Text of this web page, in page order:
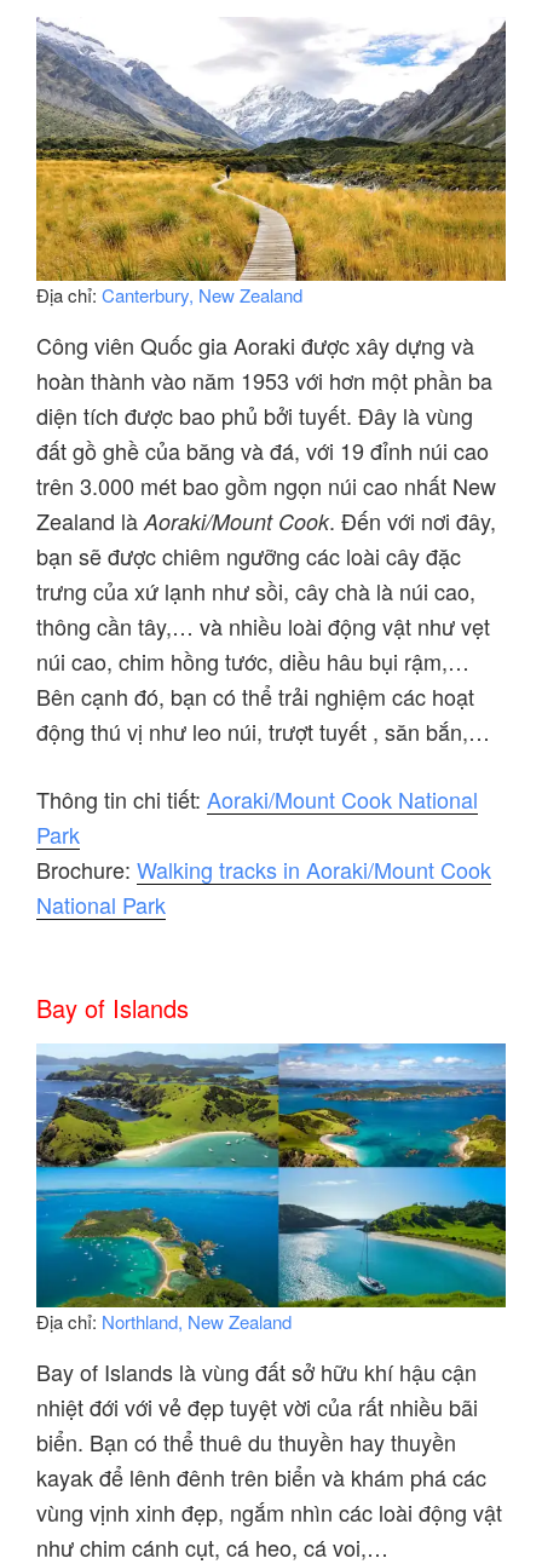
Địa chỉ: Canterbury, New Zealand
Công viên Quốc gia Aoraki được xây dựng và
hoàn thành vào năm 1953 với hơn một phần ba
diện tích được bao phủ bởi tuyết. Đây là vùng
đất gồ ghề của băng và đá, với 19 đỉnh núi cao
trên 3.000 mét bao gồm ngọn núi cao nhất New
Zealand là Aoraki/Mount Cook. Đến với nơi đây,
bạn sẽ được chiêm ngưỡng các loài cây đặc
trưng của xứ lạnh như sồi, cây chà là núi cao,
thông cần tây,… và nhiều loài động vật như vẹt
núi cao, chim hồng tước, diều hâu bụi rậm,…
Bên cạnh đó, bạn có thể trải nghiệm các hoạt
động thú vị như leo núi, trượt tuyết , săn bắn,…
Thông tin chi tiết: Aoraki/Mount Cook National
Park
Brochure: Walking tracks in Aoraki/Mount Cook
National Park
Bay of Islands
Địa chỉ: Northland, New Zealand
Bay of Islands là vùng đất sở hữu khí hậu cận
nhiệt đới với vẻ đẹp tuyệt vời của rất nhiều bãi
biển. Bạn có thể thuê du thuyền hay thuyền
kayak để lênh đênh trên biển và khám phá các
vùng vịnh xinh đẹp, ngắm nhìn các loài động vật
như chim cánh cụt, cá heo, cá voi,…